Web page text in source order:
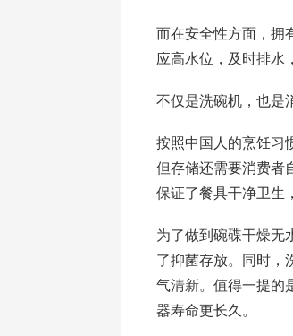
而在安全性方面，拥
应高水位，及时排水
不仅是洗碗机，也是
按照中国人的烹饪习
但存储还需要消费者
保证了餐具干净卫生
为了做到碗碟干燥无
了抑菌存放。同时，
气清新。值得一提的
器寿命更长久。